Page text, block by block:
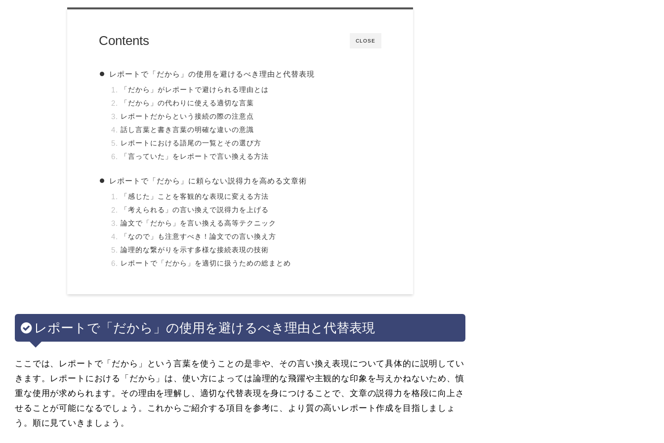
CLOSE
Contents
レポートで「だから」の使用を避けるべき理由と代替表現
「だから」がレポートで避けられる理由とは
「だから」の代わりに使える適切な言葉
レポートだからという接続の際の注意点
話し言葉と書き言葉の明確な違いの意識
レポートにおける語尾の一覧とその選び方
「言っていた」をレポートで言い換える方法
レポートで「だから」に頼らない説得力を高める文章術
「感じた」ことを客観的な表現に変える方法
「考えられる」の言い換えで説得力を上げる
論文で「だから」を言い換える高等テクニック
「なので」も注意すべき！論文での言い換え方
論理的な繋がりを示す多様な接続表現の技術
レポートで「だから」を適切に扱うための総まとめ
レポートで「だから」の使用を避けるべき理由と代替表現
ここでは、レポートで「だから」という言葉を使うことの是非や、その言い換え表現について具体的に説明してい
きます。レポートにおける「だから」は、使い方によっては論理的な飛躍や主観的な印象を与えかねないため、慎
重な使用が求められます。その理由を理解し、適切な代替表現を身につけることで、文章の説得力を格段に向上さ
せることが可能になるでしょう。これからご紹介する項目を参考に、より質の高いレポート作成を目指しましょ
う。順に見ていきましょう。